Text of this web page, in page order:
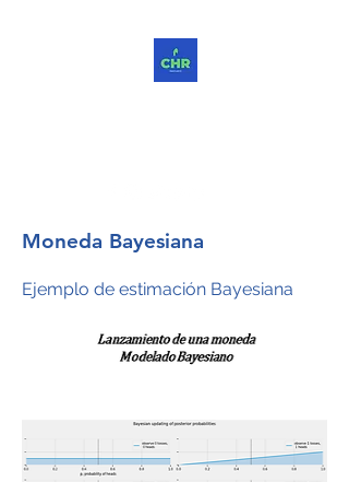
Moneda Bayesiana
Ejemplo de estimación Bayesiana